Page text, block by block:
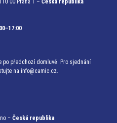
00 Praha 1 – Česká republika
po předchozí domluvě. Pro sjednání
na info@camic.cz.
– Česká republika